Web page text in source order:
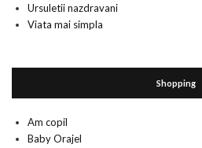
Ursuletii nazdravani
Viata mai simpla
Shopping
Am copil
Baby Orajel